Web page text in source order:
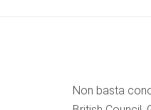
Non basta